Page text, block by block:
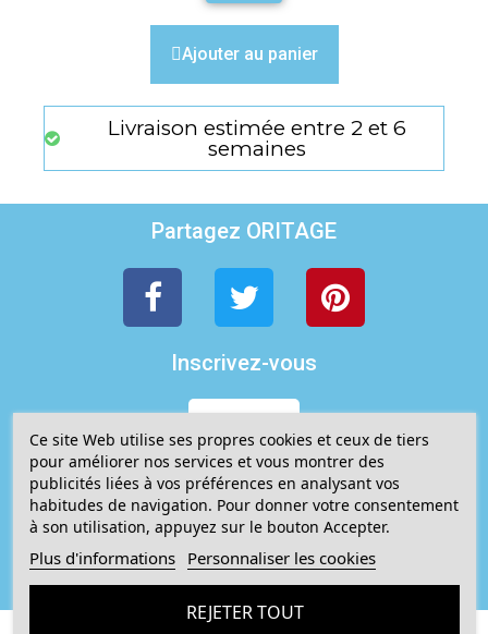
Ajouter au panier
Livraison estimée entre 2 et 6
semaines
Partagez ORITAGE
Inscrivez-vous
Ajoutez à la liste des souhaits
Ce site Web utilise ses propres cookies et ceux de tiers
pour améliorer nos services et vous montrer des
publicités liées à vos préférences en analysant vos
habitudes de navigation. Pour donner votre consentement
à son utilisation, appuyez sur le bouton Accepter.
Plus d'informations Personnaliser les cookies
REJETER TOUT